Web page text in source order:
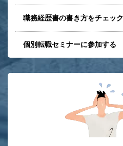
職務経歴書の書き方をチェック
個別転職セミナーに参加する